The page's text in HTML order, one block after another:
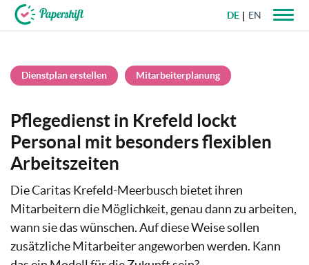
DE EN
Dienstplan erstellen Mitarbeiterplanung
Pflegedienst in Krefeld lockt
Personal mit besonders flexiblen
Arbeitszeiten
Die Caritas Krefeld-Meerbusch bietet ihren
Mitarbeitern die Möglichkeit, genau dann zu arbeiten,
wann sie das wünschen. Auf diese Weise sollen
zusätzliche Mitarbeiter angeworben werden. Kann